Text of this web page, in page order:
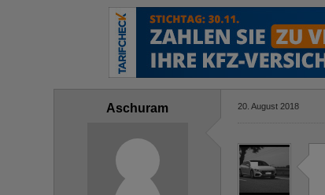
Aschuram 20. August 2018